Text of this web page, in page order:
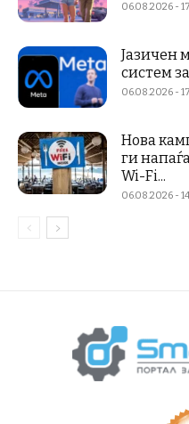
06.08.2026 -
Јазичен
систем
06.08.2026 -
Нова
ги
Wi-Fi...
06.08.2026 -